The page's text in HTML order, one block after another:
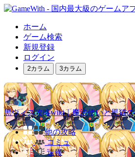
ホーム
ゲーム検索
新規登録
ログイン
2カラム 3カラム
黒ウィズ攻略wiki｜魔法使いと黒猫
他の攻略
コミュ
速報